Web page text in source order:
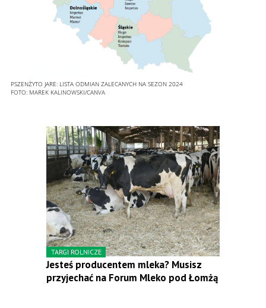
PSZENŻYTO JARE: LISTA ODMIAN ZALECANYCH NA SEZON 2024
FOTO: MAREK KALINOWSKI/CANVA
TARGI ROLNICZE
Jesteś producentem mleka? Musisz
przyjechać na Forum Mleko pod Łomżą